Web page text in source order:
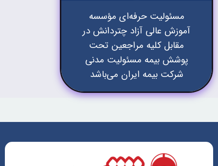
مسئولیت حرفه‌ای مؤسسه
آموزش عالی آزاد چتردانش در
مقابل کلیه مراجعین تحت
پوشش بیمه مسئولیت مدنی
شرکت بیمه ایران می‌باشد